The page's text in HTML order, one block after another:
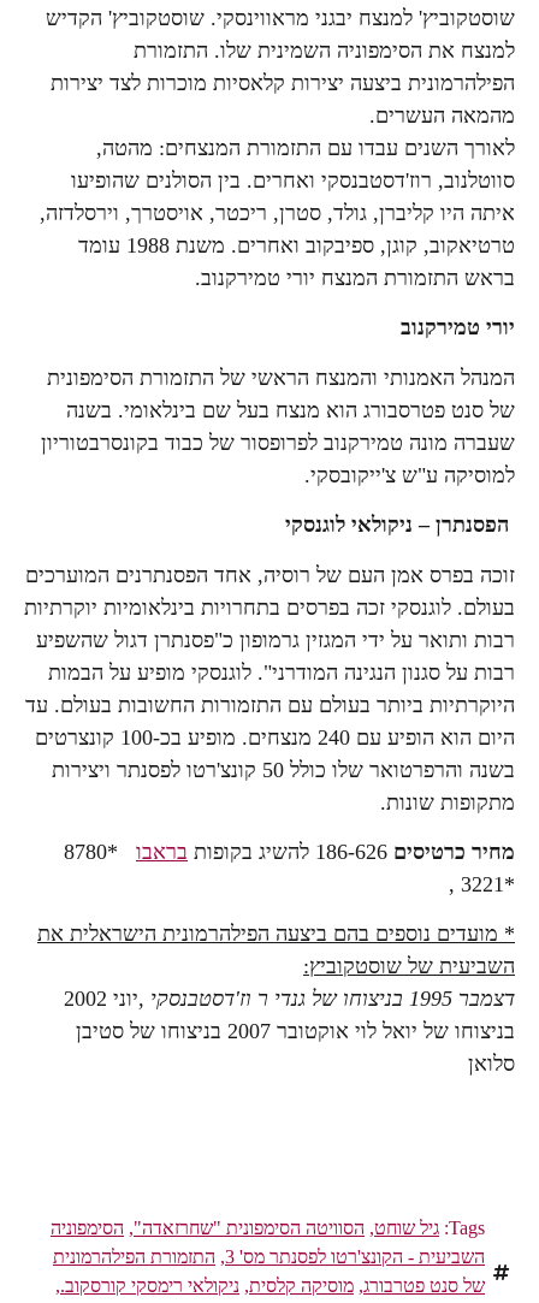
שוסטקוביץ' למנצח יבגני מראווינסקי. שוסטקוביץ' הקדיש
למנצח את הסימפוניה השמינית שלו. התזמורת
הפילהרמונית ביצעה יצירות קלאסיות מוכרות לצד יצירות
מהמאה העשרים.
לאורך השנים עבדו עם התזמורת המנצחים: מהטה,
סווטלנוב, רוז'דסטבנסקי ואחרים. בין הסולנים שהופיעו
איתה היו קליברן, גולד, סטרן, ריכטר, אויסטרך, וירסלדזה,
טרטיאקוב, קוגן, ספיבקוב ואחרים. משנת 1988 עומד
בראש התזמורת המנצח יורי טמירקנוב.
יורי טמירקנוב
המנהל האמנותי והמנצח הראשי של התזמורת הסימפונית
של סנט פטרסבורג הוא מנצח בעל שם בינלאומי. בשנה
שעברה מונה טמירקנוב לפרופסור של כבוד בקונסרבטוריון
למוסיקה ע"ש צ'ייקובסקי.
הפסנתרן – ניקולאי לוגנסקי
זוכה בפרס אמן העם של רוסיה, אחד הפסנתרנים המוערכים
בעולם. לוגנסקי זכה בפרסים בתחרויות בינלאומיות יוקרתיות
רבות ותואר על ידי המגזין גרמופון כ"פסנתרן דגול שהשפיע
רבות על סגנון הנגינה המודרני". לוגנסקי מופיע על הבמות
היוקרתיות ביותר בעולם עם התזמורות החשובות בעולם. עד
היום הוא הופיע עם 240 מנצחים. מופיע בכ-100 קונצרטים
בשנה והרפרטואר שלו כולל 50 קונצ'רטו לפסנתר ויצירות
מתקופות שונות.
מחיר כרטיסים בראבו
*3221 ,
* מועדים נוספים בהם ביצעה הפילהרמונית הישראלית את
השביעית של שוסטקוביץ:
דצמבר 1995 בניצוחו של גנדי ר וז'דסטבנסקי ,
יוני 2002
בניצוחו של יואל לוי אוקטובר 2007 בניצוחו של סטיבן
סלואן
Tags: גיל שוחט, הסוויטה הסימפונית "שחרזאדה", הסימפוניה
השביעית - הקונצ'רטו לפסנתר מס' 3
, התזמורת הפילהרמונית
של סנט פטרבורג, מוסיקה קלסית, ניקולאי רימסקי קורסקוב.,